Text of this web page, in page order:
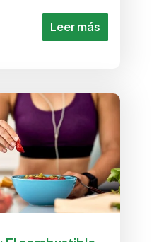
Leer más